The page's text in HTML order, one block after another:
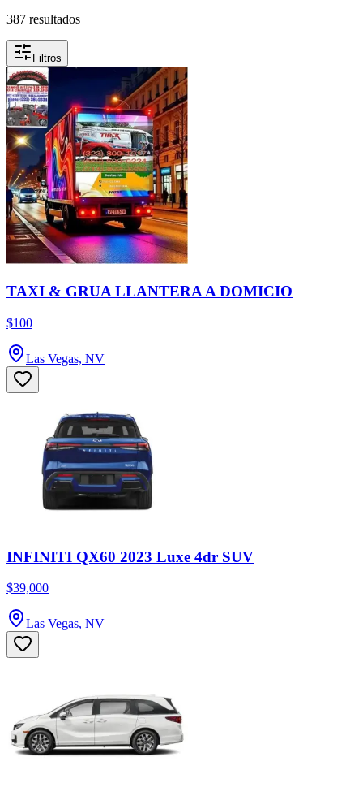
387 resultados
Filtros
TAXI & GRUA LLANTERA A DOMICIO
$100
Las Vegas, NV
INFINITI QX60 2023 Luxe 4dr SUV
$39,000
Las Vegas, NV